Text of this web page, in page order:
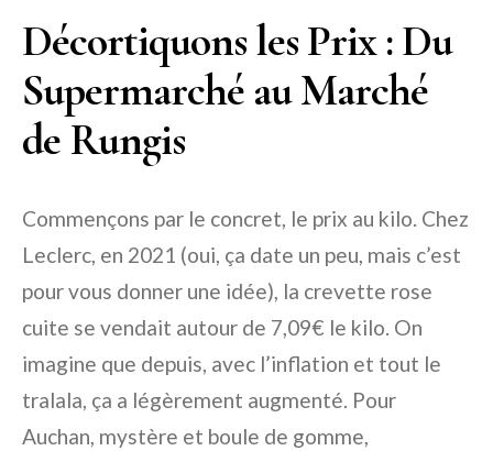
Décortiquons les Prix : Du
Supermarché au Marché
de Rungis
Commençons par le concret, le prix au kilo. Chez
Leclerc, en 2021 (oui, ça date un peu, mais c’est
pour vous donner une idée), la crevette rose
cuite se vendait autour de 7,09€ le kilo. On
imagine que depuis, avec l’inflation et tout le
tralala, ça a légèrement augmenté. Pour
Auchan, mystère et boule de gomme,